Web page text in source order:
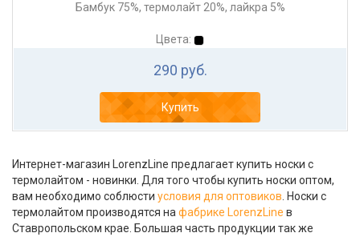
Бамбук 75%, термолайт 20%, лайкра 5%
Цвета:
290 руб.
Купить
Интернет-магазин LorenzLine предлагает купить носки с
термолайтом - новинки. Для того чтобы купить носки оптом,
вам необходимо соблюсти условия для оптовиков. Носки с
термолайтом производятся нафабрике LorenzLine в
Ставропольском крае. Большая часть продукции так же